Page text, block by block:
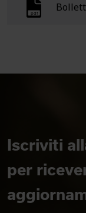
Iscriviti
per